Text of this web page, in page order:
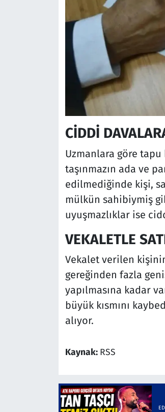
CİDDİ
Uzmanlara göre
taşınmazın ada ve
edilmediğinde kişi,
mülkün sahibiymiş
uyuşmazlıklar ise
VEKALETLE
Vekalet verilen
gereğinden fazla
yapılmasına kadar
büyük kısmını
alıyor.
Kaynak: RSS